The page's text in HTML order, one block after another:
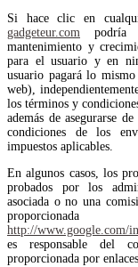
Si hace clic en
gadgeteur.com podría
mantenimiento y
para el usuario y en
usuario pagará lo
web),
los términos y
además de asegurarse
condiciones de los
impuestos aplicables.
En algunos casos, los
probados por los
asociada o no una
http://www.google.com/
es responsable del
proporcionada por